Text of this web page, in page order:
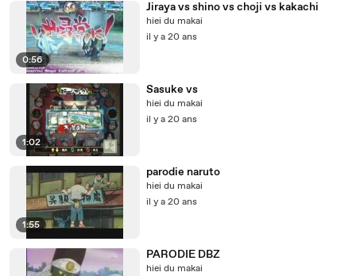
0:56
Jiraya vs shino vs choji vs kakachi
hiei du makai
il y a 20 ans
1:02
Sasuke vs
hiei du makai
il y a 20 ans
1:55
parodie naruto
hiei du makai
il y a 20 ans
PARODIE DBZ
hiei du makai